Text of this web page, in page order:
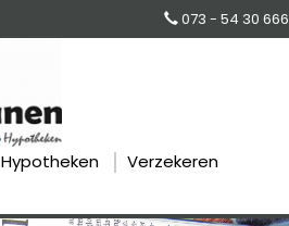
073 - 54 30 666
Hypotheken
Verzekeren